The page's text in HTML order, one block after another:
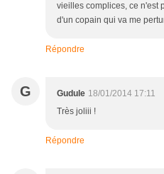
vieilles complices, ce n'est
d'un copain qui va me
Répondre
G Gudule 18/01/2014 17:11
Très joliii !
Répondre